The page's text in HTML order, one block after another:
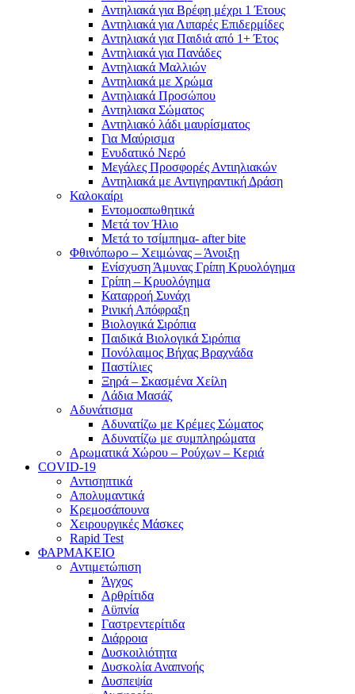
Αντηλιακά για Βρέφη μέχρι 1 Έτους
Αντηλιακά για Λιπαρές Επιδερμίδες
Αντηλιακά για Παιδιά από 1+ Έτος
Αντηλιακά για Πανάδες
Αντηλιακά Μαλλιών
Αντηλιακά με Χρώμα
Αντηλιακά Προσώπου
Αντηλιακα Σώματος
Αντηλιακό λάδι μαυρίσματος
Για Μαύρισμα
Ενυδατικό Νερό
Μεγάλες Προσφορές Αντιηλιακών
Αντηλιακά με Αντιγηραντική Δράση
Καλοκαίρι
Εντομοαπωθητικά
Μετά τον Ήλιο
Μετά το τσίμπημα- after bite
Φθινόπωρο – Χειμώνας – Άνοιξη
Ενίσχυση Άμυνας Γρίπη Κρυολόγημα
Γρίπη – Κρυολόγημα
Καταρροή Συνάχι
Ρινική Απόφραξη
Βιολογικά Σιρόπια
Παιδικά Βιολογικά Σιρόπια
Πονόλαιμος Βήχας Βραχνάδα
Παστίλιες
Ξηρά – Σκασμένα Χείλη
Λάδια Μασάζ
Αδυνάτισμα
Αδυνατίζω με Κρέμες Σώματος
Αδυνατίζω με συμπληρώματα
Αρωματικά Χώρου – Ρούχων – Κεριά
COVID-19
Αντισηπτικά
Απολυμαντικά
Κρεμοσάπουνα
Χειρουργικές Μάσκες
Rapid Test
ΦΑΡΜΑΚΕΙΟ
Αντιμετώπιση
Άγχος
Αρθρίτιδα
Αϋπνία
Γαστρεντερίτιδα
Διάρροια
Δυσκοιλιότητα
Δυσκολία Αναπνοής
Δυσπεψία